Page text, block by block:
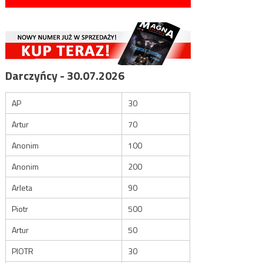
Darczyńcy - 30.07.2026
AP
30
Artur
70
Anonim
100
Anonim
200
Arleta
90
Piotr
500
Artur
50
PIOTR
30